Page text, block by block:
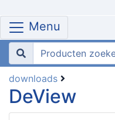
Menu
downloads
DeView